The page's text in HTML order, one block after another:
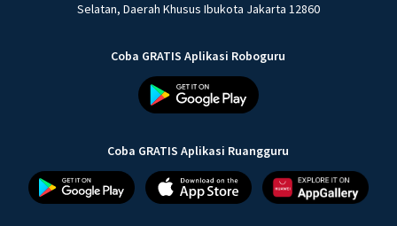
Selatan, Daerah Khusus Ibukota Jakarta 12860
Coba GRATIS Aplikasi Roboguru
Coba GRATIS Aplikasi Ruangguru